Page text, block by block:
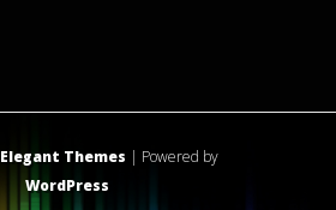
Elegant Themes | Powered by
WordPress